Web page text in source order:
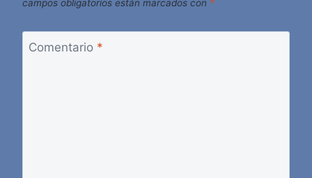
campos obligatorios están marcados con *
Comentario *